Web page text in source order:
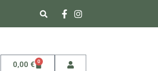
0,00 € 0